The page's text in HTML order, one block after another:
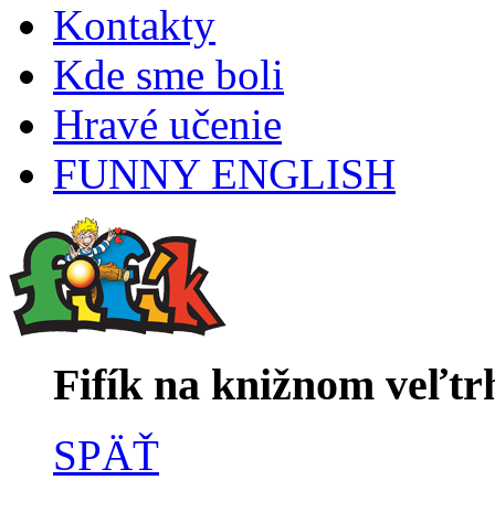
Kontakty
Kde sme boli
Hravé učenie
FUNNY ENGLISH
Fifík na knižnom
SPÄŤ